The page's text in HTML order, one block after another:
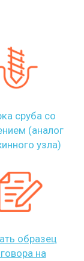
сруба со
(аналог
узла)
образец
на